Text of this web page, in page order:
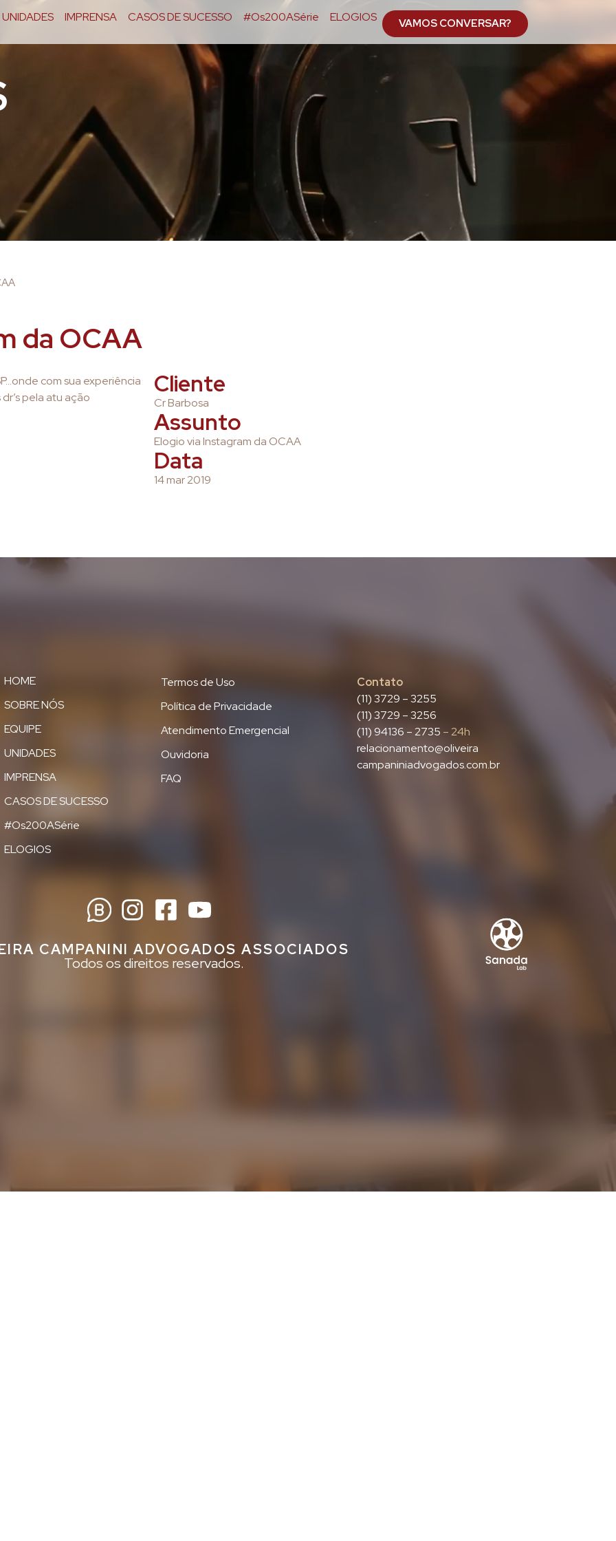
UNIDADES IMPRENSA CASOS DE SUCESSO #Os200ASérie ELOGIOS VAMOS CONVERSAR?
da OCAA
com sua experiência
pela atu ação
Cliente
Cr Barbosa
Assunto
Elogio via Instagram da OCAA
Data
14 mar 2019
HOME
SOBRE NÓS
EQUIPE
UNIDADES
IMPRENSA
CASOS DE SUCESSO
#Os200ASérie
ELOGIOS
Termos de Uso
Política de Privacidade
Atendimento Emergencial
Ouvidoria
FAQ
Contato
(11) 3729 – 3255
(11) 3729 – 3256
(11) 94136 – 2735 – 24h
relacionamento@oliveira
campaniniadvogados.com.br
CAMPANINI ADVOGADOS ASSOCIADOS
Todos os direitos reservados.